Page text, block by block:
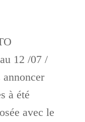
12 /07 /
à été
avec le